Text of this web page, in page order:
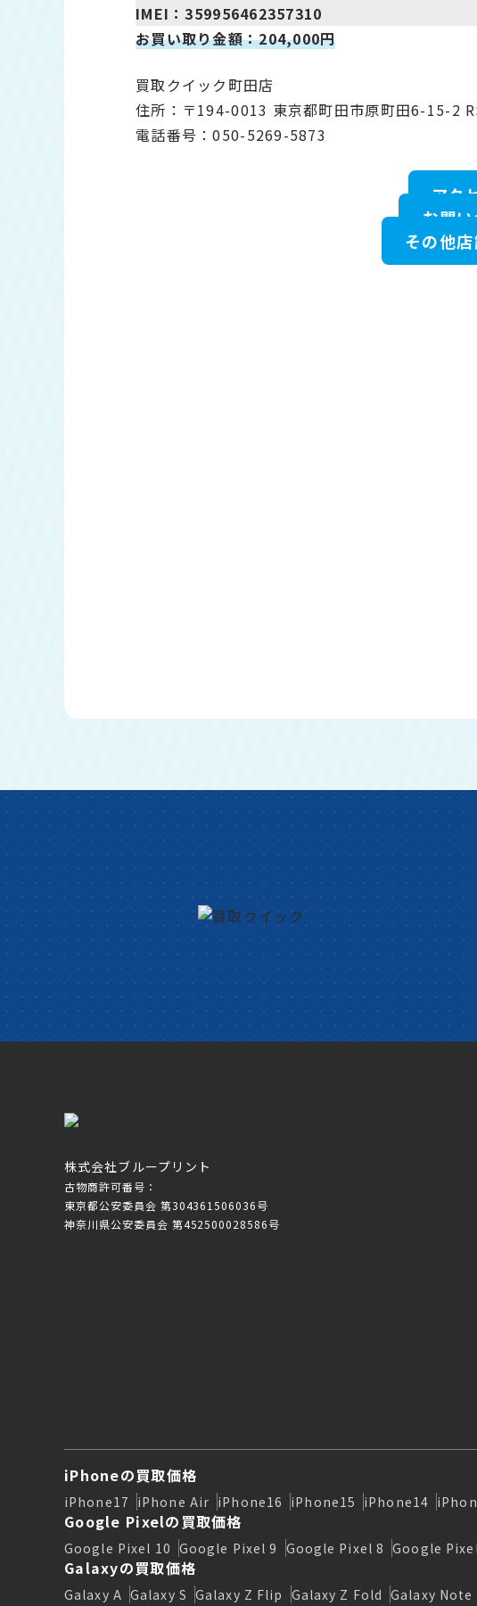
IMEI：359956462357310
お買い取り金額：204,000円
買取クイック町田店
住所：〒194-0013 東京都町田市原町田6-15-2
電話番号：050-5269-5873
アク
お問
その他
株式会社ブループリント
古物商許可番号：
東京都公安委員会 第304361506036号
神奈川県公安委員会 第452500028586号
iPhoneの買取価格
iPhone17 iPhone Air iPhone16 iPhone15 iPhone14
Google Pixelの買取価格
Google Pixel 10 Google Pixel 9 Google Pixel 8 Google
Galaxyの買取価格
Galaxy A Galaxy S Galaxy Z Flip Galaxy Z Fold Galaxy Note